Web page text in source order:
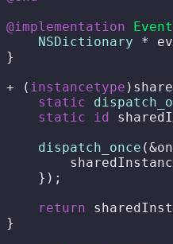
@implementation
NSDictionary *
}
+ ( instancetype
static
static
id
dispatch_once
    });
return
}